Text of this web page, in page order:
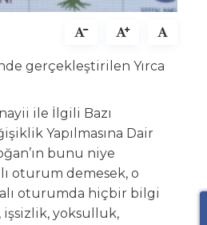
gerçekleştirilen Yırca
ile İlgili Bazı
Yapılmasına Dair
bunu niye
oturum demesek, o
oturumda hiçbir bilgi
işsizlik, yoksulluk,